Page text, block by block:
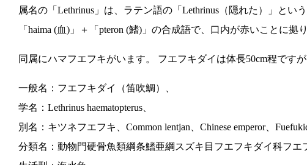
属名の「Lethrinus」は、ラテン語の「Lethrinus（隠れた）」と
「haima (血)」＋「pteron (鰭)」の合成語で、口内が赤いことに拠り
同属にハマフエフキがいます。 フエフキダイは体長50cm程です
一般名：フエフキダイ（笛吹鯛）、
学名：Lethrinus haematopterus、
別名：キツネフエフキ、Common lentjan、Chinese emperor、
分類名：動物門硬骨魚類綱条鰭亜綱スズキ目フエフキダイ科フエ